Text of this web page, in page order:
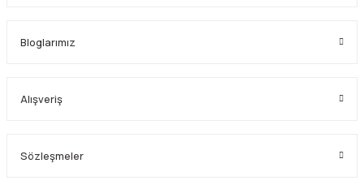
Bloglarımız
Alışveriş
Sözleşmeler